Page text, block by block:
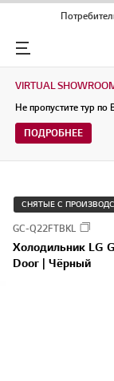
Menu
VIRTUAL
Не пропустите тур
ПОДРОБНЕЕ
СНЯТЫЕ С
GC-Q22FTBKL
Холодильник LG
Door | Чёрный